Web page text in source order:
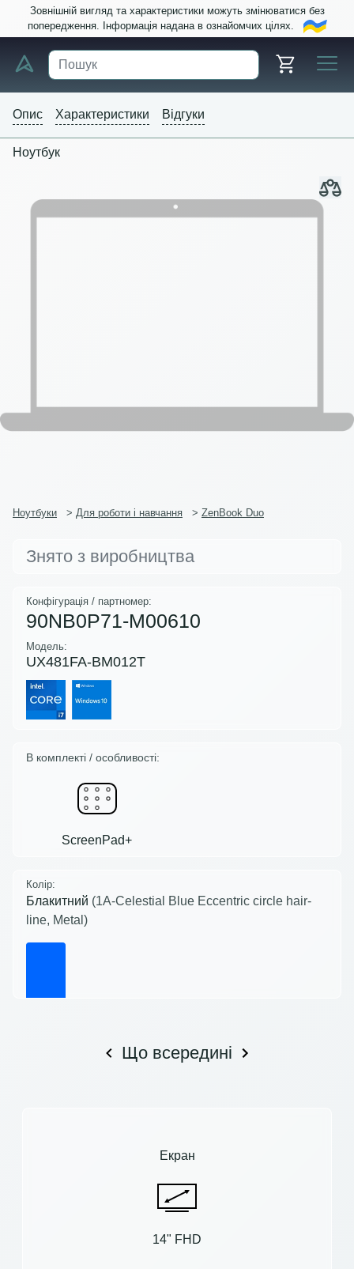
Зовнішній вигляд та характеристики можуть змінюватися без
попередження. Інформація надана в ознайомчих цілях.
Опис Характеристики Відгуки
Ноутбук
Ноутбуки > Для роботи і навчання > ZenBook Duo
Знято з виробництва
Конфігурація / партномер:
90NB0P71-M00610
Модель:
UX481FA-BM012T
В комплекті / особливості:
ScreenPad+
Колір:
Блакитний (1A-Celestial Blue Eccentric circle hair-
line, Metal)
Що всередині
Екран
14" FHD